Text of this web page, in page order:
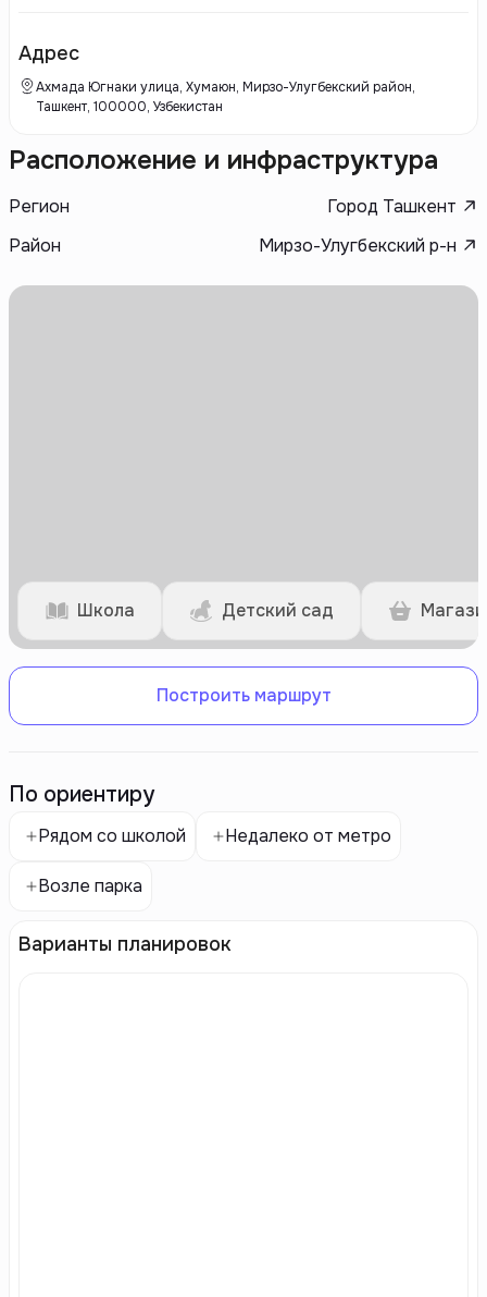
Адрес
Ахмада Югнаки улица, Хумаюн, Мирзо-Улугбекский район,
Ташкент, 100000, Узбекистан
Расположение и инфраструктура
Регион
Город Ташкент
Район
Мирзо-Улугбекский р-н
Школа Детский сад
Построить маршрут
По ориентиру
Рядом со школой Недалеко от метро
Возле парка
Варианты планировок